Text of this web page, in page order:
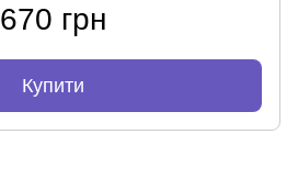
670 грн
Купити